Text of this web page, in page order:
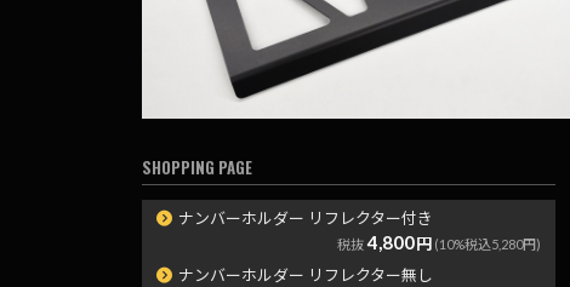
SHOPPING PAGE
ナンバーホルダー リフレクター付き
税抜 4,800円 (10%税込5,280円)
ナンバーホルダー リフレクター無し